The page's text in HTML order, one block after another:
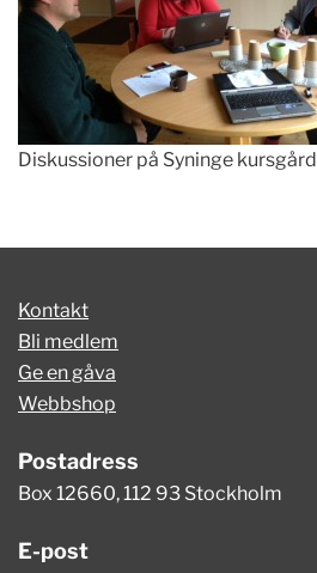
Diskussioner på Syninge kursgård
Kontakt
Bli medlem
Ge en gåva
Webbshop
Postadress
Box 12660, 112 93 Stockholm
E-post